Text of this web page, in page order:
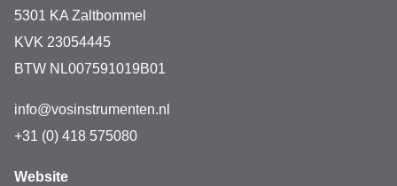
5301 KA Zaltbommel
KVK 23054445
BTW NL007591019B01
info@vosinstrumenten.nl
+31 (0) 418 575080
Website